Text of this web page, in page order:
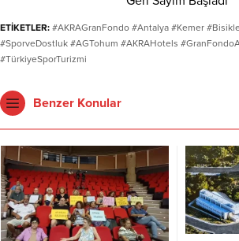
ETİKETLER: #AKRAGranFondo #Antalya #Kemer
#SporveDostluk #AGTohum #AKRAHotels
#TürkiyeSporTurizmi
Benzer Konular